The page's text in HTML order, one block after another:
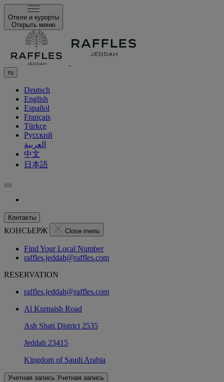
Отели и курорты
Открыть меню
ru
Deutsch
English
Español
Français
Türkçe
Русский
العربية
中文
日本語
Контакты
КОНСЬЕРЖ Close menu
Find Your Local Number
raffles.jeddah@raffles.com
RESERVATION
raffles.jeddah@raffles.com
Al Kurnaish Road
Ash Shati District 2535
Jeddah 23415
Kingdom of Saudi Arabia
Учетная запись Учетная запись